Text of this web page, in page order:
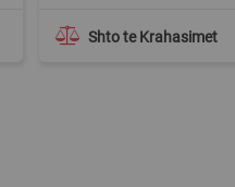
Shto te Krahasimet